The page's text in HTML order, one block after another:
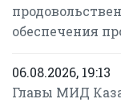
обеспечения
06.08.2026, 19:13
Главы МИД